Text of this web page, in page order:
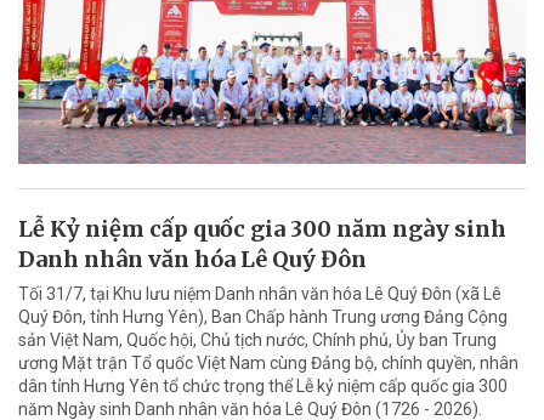
Lễ Kỷ niệm cấp quốc gia 300 năm ngày sinh
Danh nhân văn hóa Lê Quý Đôn
Tối 31/7, tại Khu lưu niệm Danh nhân văn hóa Lê Quý Đôn (xã Lê
Quý Đôn, tỉnh Hưng Yên), Ban Chấp hành Trung ương Đảng Cộng
sản Việt Nam, Quốc hội, Chủ tịch nước, Chính phủ, Ủy ban Trung
ương Mặt trận Tổ quốc Việt Nam cùng Đảng bộ, chính quyền, nhân
dân tỉnh Hưng Yên tổ chức trọng thể Lễ kỷ niệm cấp quốc gia 300
năm Ngày sinh Danh nhân văn hóa Lê Quý Đôn (1726 - 2026).